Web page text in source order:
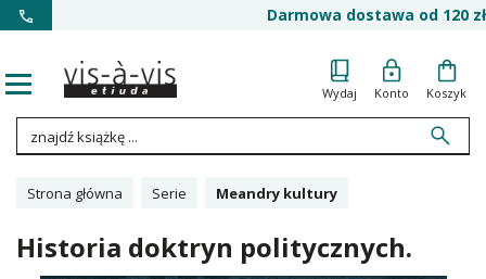
Darmowa dostawa od 120 zł
Wydaj Konto Koszyk
Strona główna Serie Meandry kultury
Historia doktryn politycznych.